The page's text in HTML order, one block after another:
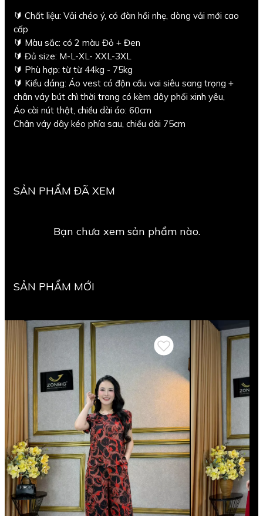
🔰 Chất liệu: Vải chéo ý, có đàn hồi nhẹ, dòng vải mới cao
cấp
🔰 Màu sắc: có 2 màu Đỏ + Đen
🔰 Đủ size: M-L-XL- XXL-3XL
🔰 Phù hợp: từ từ 44kg - 75kg
🔰 Kiểu dáng: Áo vest có độn cầu vai siêu sang trọng +
chân váy bút chì thời trang có kèm dây phối xinh yêu,
Áo cài nút thật, chiều dài áo: 60cm
Chân váy dây kéo phía sau, chiều dài 75cm
SẢN PHẨM ĐÃ XEM
Bạn chưa xem sản phẩm nào.
SẢN PHẨM MỚI